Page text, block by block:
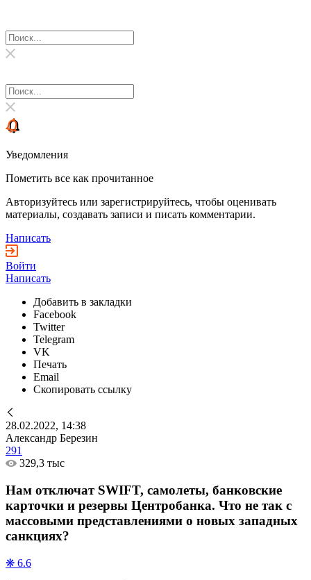
Уведомления
Пометить все как прочитанное
Авторизуйтесь или зарегистрируйтесь, чтобы оценивать
материалы, создавать записи и писать комментарии.
Написать
Войти
Написать
Добавить в закладки
Facebook
Twitter
Telegram
VK
Печать
Email
Скопировать ссылку
28.02.2022, 14:38
Александр Березин
291
329,3 тыс
Нам отключат SWIFT, самолеты, банковские
карточки и резервы Центробанка. Что не так с
массовыми представлениями о новых западных
санкциях?
❋ 6.6